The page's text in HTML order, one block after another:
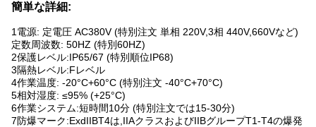
簡単な詳細:
1電源: 定電圧 AC380V (特別注文 単相 220V,3相 440V,660Vなど)
定数周波数: 50HZ (特別60HZ)
2保護レベル:IP65/67 (特別順位IP68)
3隔熱レベル:Fレベル
4作業温度: -20°C+60°C (特別注文 -40°C+70°C)
5相対湿度: ≤95% (+25°C)
6作業システム:短時間10分 (特別注文では15-30分)
7防爆マーク:ExdIIBT4は,IIAクラスおよびIIBグループT1-T4の爆発